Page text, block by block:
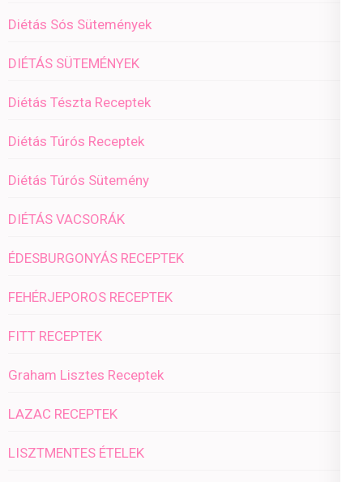
Diétás Sós Sütemények
DIÉTÁS SÜTEMÉNYEK
Diétás Tészta Receptek
Diétás Túrós Receptek
Diétás Túrós Sütemény
DIÉTÁS VACSORÁK
ÉDESBURGONYÁS RECEPTEK
FEHÉRJEPOROS RECEPTEK
FITT RECEPTEK
Graham Lisztes Receptek
LAZAC RECEPTEK
LISZTMENTES ÉTELEK